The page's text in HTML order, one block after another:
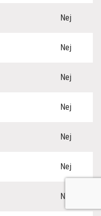
Nej
Nej
Nej
Nej
Nej
Nej
Nej